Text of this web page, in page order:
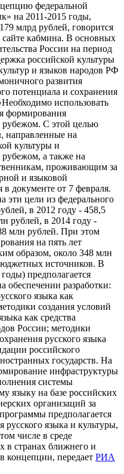
федеральной
на 2011-2015 годы,
млрд рублей, говорится
кабмина. В основных
России на период
российской культуры
и языков народов РФ
развития
потенциала и сохранения
использовать
формирования
рубежом. С этой целью
направленные на
культуры и
рубежом, а также на
проживающим за
и языковой
документе от 7 февраля.
эти цели из федерального
в 2012 году - 458,5
рублей, в 2014 году -
млн рублей. При этом
на пять лет
образом, около 348 млн
источников. В
предполагается
обеспечении разработки:
языка как
создания условий
как средства
России; методики
русского языка
российского
государств. На
инфраструктуры
системы
языку на базе российских
организаций за
предполагается
русского языка и культуры,
числе в среде
в странах ближнего и
концепции, передает РИА